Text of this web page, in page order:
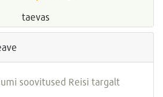
taevas
soovitused Reisi targalt